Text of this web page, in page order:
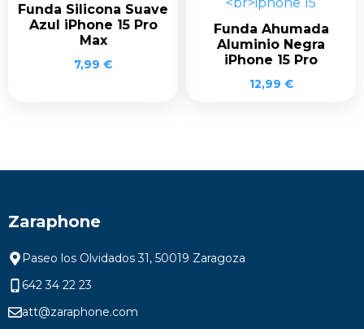
Funda Silicona Suave
Azul iPhone 15 Pro
Max
7,99 €
Funda Ahumada
Aluminio Negra
iPhone 15 Pro
12,99 €
Zaraphone
Paseo los Olvidados 31, 50019 Zaragoza
642 34 22 23
att@zaraphone.com